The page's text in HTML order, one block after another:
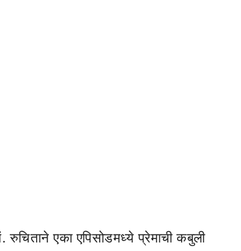
रुचिताने एका एपिसोडमध्ये प्रेमाची कबुली